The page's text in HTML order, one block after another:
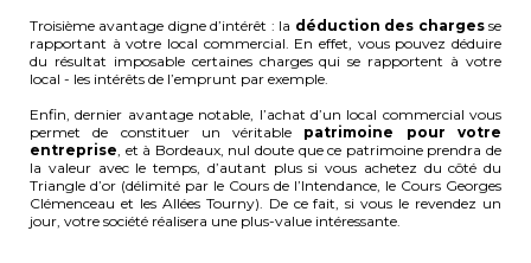
Troisième avantage digne d’intérêt : la déduction des chargesse
rapportant à votre local commercial. En effet, vous pouvez déduire
du résultat imposable certaines charges qui se rapportent à votre
local - les intérêts de l’emprunt par exemple.
Enfin, dernier avantage notable, l’achat d’un local commercial vous
permet de constituer un véritable patrimoine pour votre
entreprise , et à Bordeaux, nul doute que ce patrimoine prendra de
la valeur avec le temps, d’autant plus si vous achetez du côté du
Triangle d’or (délimité par le Cours de l’Intendance, le Cours Georges
Clémenceau et les Allées Tourny). De ce fait, si vous le revendez un
jour, votre société réalisera une plus-value intéressante.